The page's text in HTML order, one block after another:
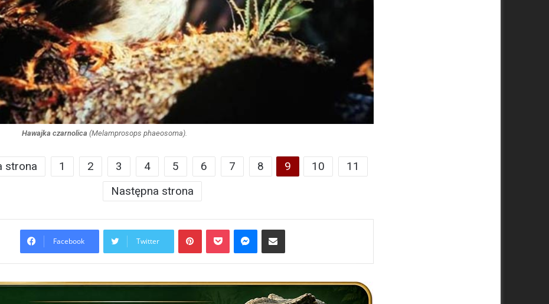
Hawajka czarnolica (Melamprosops phaeosoma).
strona 1 2 3 4 5 6 7 8 9 10
11
Następna strona
Facebook Twitter
PinterestPocket MessengerShare via Email